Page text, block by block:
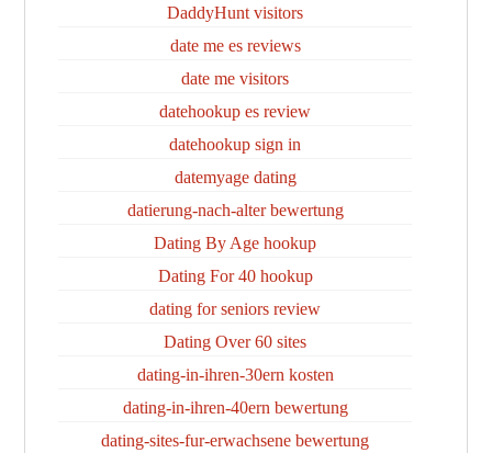
DaddyHunt visitors
date me es reviews
date me visitors
datehookup es review
datehookup sign in
datemyage dating
datierung-nach-alter bewertung
Dating By Age hookup
Dating For 40 hookup
dating for seniors review
Dating Over 60 sites
dating-in-ihren-30ern kosten
dating-in-ihren-40ern bewertung
dating-sites-fur-erwachsene bewertung